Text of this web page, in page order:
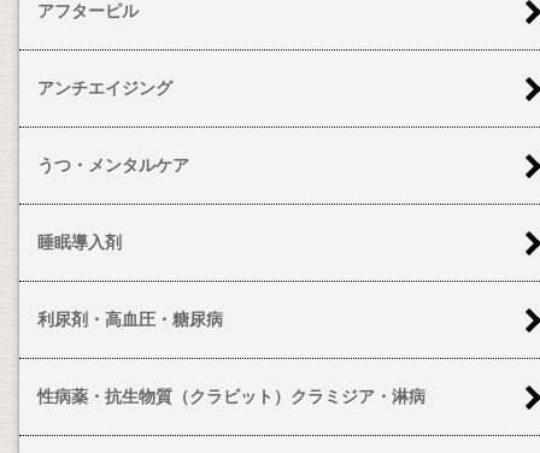
アフターピル
アンチエイジング
うつ・メンタルケア
睡眠導入剤
利尿剤・高血圧・糖尿病
性病薬・抗生物質（クラビット）クラミジア・淋病